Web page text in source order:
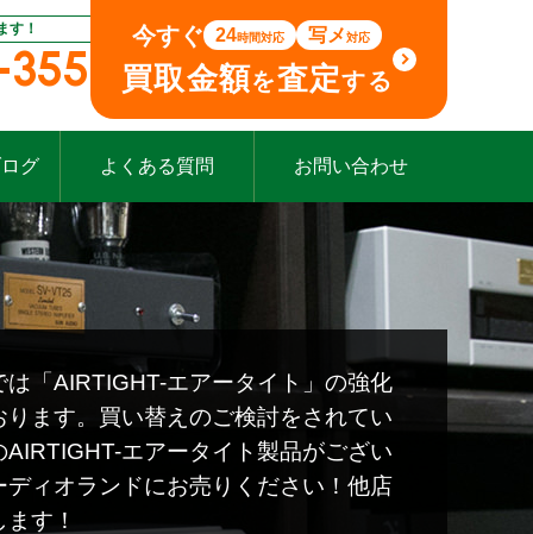
す！ 今すぐ 24時間対応 写メ対応
買取金額を査定する
グ よくある質問 お問い合わせ
「AIRTIGHT-エアータイト」の強化
ます。買い替えのご検討をされてい
エアータイト製品がござい
ィオランドにお売りください！他店
す！